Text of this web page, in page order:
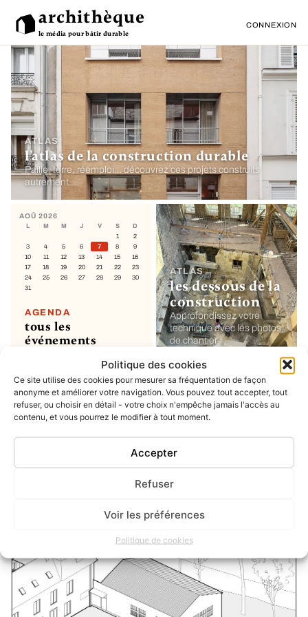
Politique des cookies
Ce site utilise des cookies pour mesurer sa fréquentation de façon
anonyme et améliorer votre navigation. Vous pouvez tout accepter, tout
refuser, ou choisir en détail - votre choix n'empêche jamais l'accès au
contenu, et vous pourrez le modifier à tout moment.
Accepter
Refuser
Voir les préférences
Politique de cookies
archithèque
le média pour bâtir durable
CONNEXION
ATLAS
l'atlas de la construction durable
Paille, terre, réemploi… découvrez ces projets construits
autrement
ATLAS
les dessous de la
construction
Approfondissez votre
technique avec les photos
de chantier
AOÛ 2026
L M M J V S
D
1
2
3
4 5 6 7 8
9
10
11 12 13 14 15
16
17
18 19 20 21 22
23
24
25 26 27 28 29
30
31
AGENDA
tous les
événements
MON COMPTE
soumettre un
projet ou un
évènement